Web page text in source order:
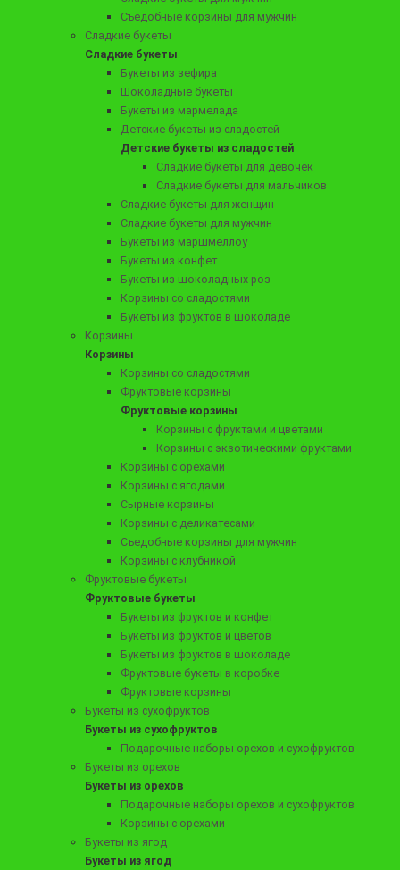
Съедобные корзины для мужчин
Сладкие букеты
Сладкие букеты
Букеты из зефира
Шоколадные букеты
Букеты из мармелада
Детские букеты из сладостей
Детские букеты из сладостей
Сладкие букеты для девочек
Сладкие букеты для мальчиков
Сладкие букеты для женщин
Сладкие букеты для мужчин
Букеты из маршмеллоу
Букеты из конфет
Букеты из шоколадных роз
Корзины со сладостями
Букеты из фруктов в шоколаде
Корзины
Корзины
Корзины со сладостями
Фруктовые корзины
Фруктовые корзины
Корзины с фруктами и цветами
Корзины с экзотическими фруктами
Корзины с орехами
Корзины с ягодами
Сырные корзины
Корзины с деликатесами
Съедобные корзины для мужчин
Корзины с клубникой
Фруктовые букеты
Фруктовые букеты
Букеты из фруктов и конфет
Букеты из фруктов и цветов
Букеты из фруктов в шоколаде
Фруктовые букеты в коробке
Фруктовые корзины
Букеты из сухофруктов
Букеты из сухофруктов
Подарочные наборы орехов и сухофруктов
Букеты из орехов
Букеты из орехов
Подарочные наборы орехов и сухофруктов
Корзины с орехами
Букеты из ягод
Букеты из ягод
700 грамм клубники в шоколаде, 19-21 шоколадная роза.
Рекомендуемые товары
Букет из клубники в шоколаде "Бабл-гам"
Букет из клубники в молочном шоколаде "Наваждение"
Заказать